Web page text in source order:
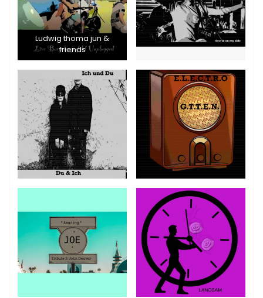
Ludwig thoma jun &
friends